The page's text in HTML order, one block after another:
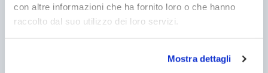
con altre informazioni che ha fornito loro o che hanno
raccolto dal suo utilizzo dei loro servizi.
Mostra dettagli
novembre 2012, i pneumatici in stock senza le
informazioni riportate in etichetta purché prodotti